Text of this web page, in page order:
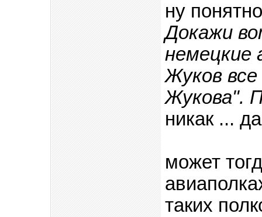
ну
Докажи
немецкие
Жуков
Жукова".
никак ...
может
таких